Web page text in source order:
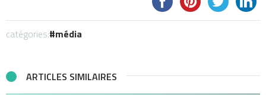
catégories: média
ARTICLES SIMILAIRES